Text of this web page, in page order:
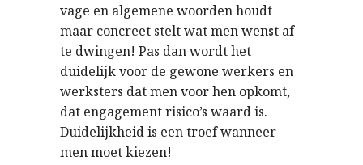
vage en algemene woorden houdt
maar concreet stelt wat men wenst af
te dwingen! Pas dan wordt het
duidelijk voor de gewone werkers en
werksters dat men voor hen opkomt,
dat engagement risico’s waard is.
Duidelijkheid is een troef wanneer
men moet kiezen!